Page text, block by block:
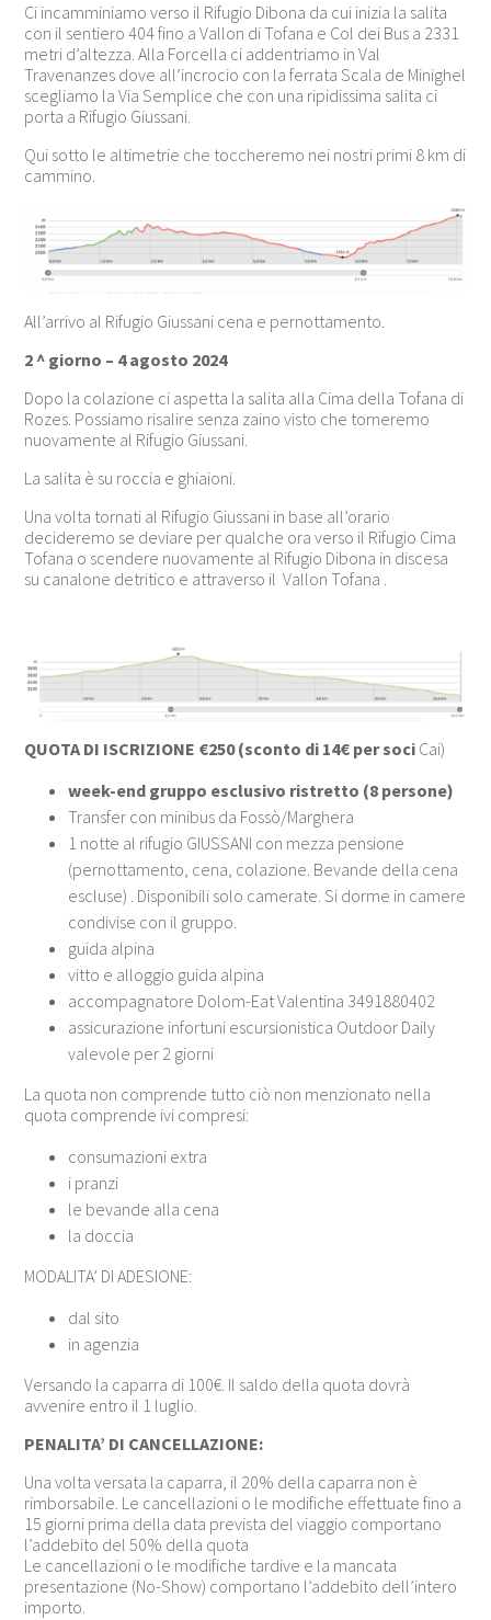
Ci incamminiamo verso il Rifugio Dibona da cui inizia la salita
con il sentiero 404 fino a Vallon di Tofana e Col dei Bus a 2331
metri d’altezza. Alla Forcella ci addentriamo in Val
Travenanzes dove all’incrocio con la ferrata Scala de Minighel
scegliamo la Via Semplice che con una ripidissima salita ci
porta a Rifugio Giussani.
Qui sotto le altimetrie che toccheremo nei nostri primi 8 km di
cammino.
All’arrivo al Rifugio Giussani cena e pernottamento.
2 ^ giorno – 4 agosto 2024
Dopo la colazione ci aspetta la salita alla Cima della Tofana di
Rozes. Possiamo risalire senza zaino visto che torneremo
nuovamente al Rifugio Giussani.
La salita è su roccia e ghiaioni.
Una volta tornati al Rifugio Giussani in base all’orario
decideremo se deviare per qualche ora verso il Rifugio Cima
Tofana o scendere nuovamente al Rifugio Dibona in discesa
su canalone detritico e attraverso il Vallon Tofana .
QUOTA DI ISCRIZIONE €250 (sconto di 14€ per soci Cai)
week-end gruppo esclusivo ristretto (8 persone)
Transfer con minibus da Fossò/Marghera
1 notte al rifugio GIUSSANI con mezza pensione
(pernottamento, cena, colazione. Bevande della cena
escluse) . Disponibili solo camerate. Si dorme in camere
condivise con il gruppo.
guida alpina
vitto e alloggio guida alpina
accompagnatore Dolom-Eat Valentina 3491880402
assicurazione infortuni escursionistica Outdoor Daily
valevole per 2 giorni
La quota non comprende tutto ciò non menzionato nella
quota comprende ivi compresi:
consumazioni extra
i pranzi
le bevande alla cena
la doccia
MODALITA’ DI ADESIONE:
dal sito
in agenzia
Versando la caparra di 100€. Il saldo della quota dovrà
avvenire entro il 1 luglio.
PENALITA’ DI CANCELLAZIONE:
Una volta versata la caparra, il 20% della caparra non è
rimborsabile. Le cancellazioni o le modifiche effettuate fino a
15 giorni prima della data prevista del viaggio comportano
l’addebito del 50% della quota
Le cancellazioni o le modifiche tardive e la mancata
presentazione (No-Show) comportano l’addebito dell’intero
importo.